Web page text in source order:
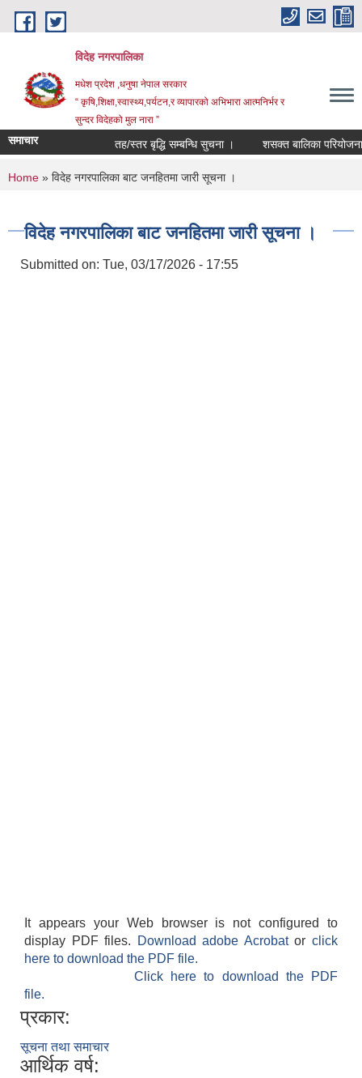
Skip to main content
विदेह नगरपालिका
मधेश प्रदेश ,धनुषा नेपाल सरकार
“ कृषि,शिक्षा,स्वास्थ्य,पर्यटन,र व्यापारको अभिभारा आत्मनिर्भर र
सुन्दर विदेहको मुल नारा ”
समाचार तह/स्तर बृद्धि सम्बन्धि सुचना । शसक्त बालिका
You are here
Home » विदेह नगरपालिका बाट जनहितमा जारी सूचना ।
विदेह नगरपालिका बाट जनहितमा जारी सूचना ।
Submitted on: Tue, 03/17/2026 - 17:55
It appears your Web browser is not configured to
display PDF files.
Download adobe Acrobatorclick
here to download the PDF file.
Click here to download the PDF
file.
प्रकार:
सूचना तथा समाचार
आर्थिक वर्ष: